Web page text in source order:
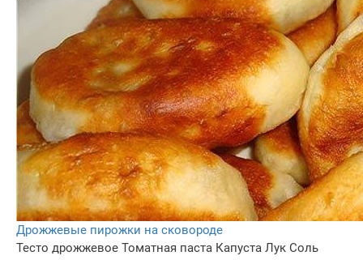
Дрожжевые пирожки на сковороде
Тесто дрожжевое Томатная паста Капуста Лук Соль